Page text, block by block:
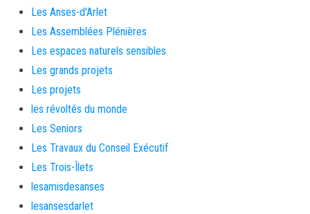
Les Anses-d'Arlet
Les Assemblées Plénières
Les espaces naturels sensibles
Les grands projets
Les projets
les révoltés du monde
Les Seniors
Les Travaux du Conseil Exécutif
Les Trois-Îlets
lesamisdesanses
lesansesdarlet